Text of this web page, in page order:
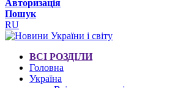
Авторизація
Пошук
RU
ВСІ РОЗДІЛИ
Головна
Україна